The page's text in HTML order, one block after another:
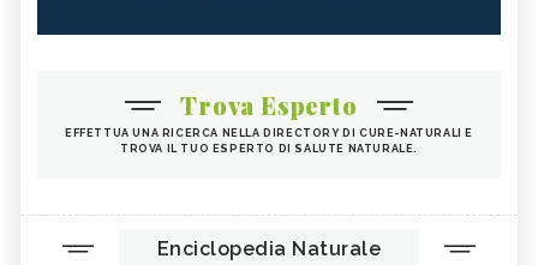
Trova Esperto
EFFETTUA UNA RICERCA NELLA DIRECTORY DI CURE-NATURALI E
TROVA IL TUO ESPERTO DI SALUTE NATURALE.
Enciclopedia Naturale